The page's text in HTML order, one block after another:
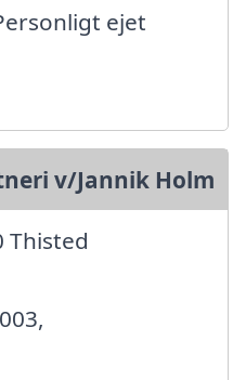
ejet
v/Jannik Holm
Thisted